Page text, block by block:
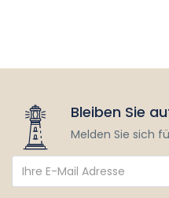
Bleiben Sie
Melden Sie sich